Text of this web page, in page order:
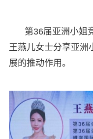
第36届亚洲小姐
王燕儿女士分享亚洲
展的推动作用。